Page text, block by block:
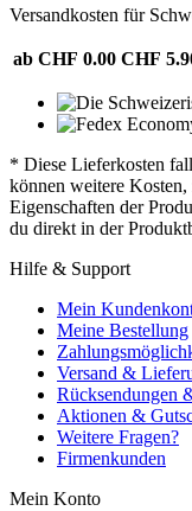
Versandkosten für
ab CHF 0.00 CHF
* Diese Lieferkosten
können weitere
Eigenschaften der
du direkt in der
Hilfe & Support
Mein
Meine Bestellung
Versand &
Rücksendungen
Aktionen &
Weitere Fragen?
Firmenkunden
Mein Konto